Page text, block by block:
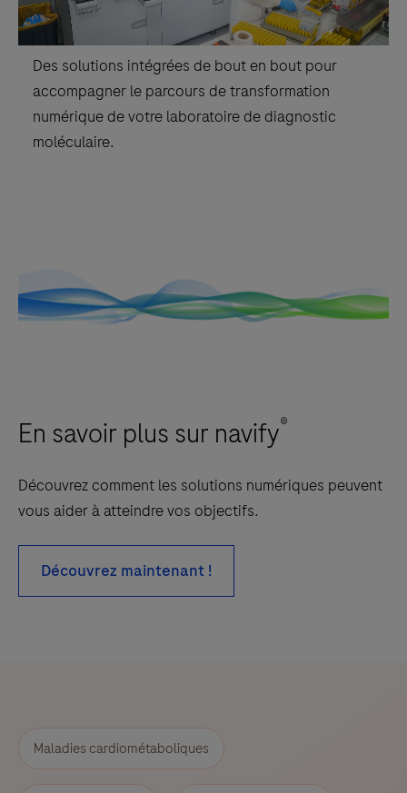
defined
role.
Des solutions intégrées de bout en bout pour
accompagner le parcours de transformation
numérique de votre laboratoire de diagnostic
moléculaire.
En savoir plus sur navify®
Découvrez comment les solutions numériques peuvent
vous aider à atteindre vos objectifs.
Découvrez maintenant !
Maladies cardiométaboliques